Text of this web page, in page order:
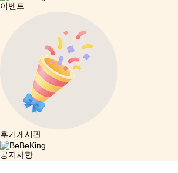
이벤트
후기게시판
공지사항